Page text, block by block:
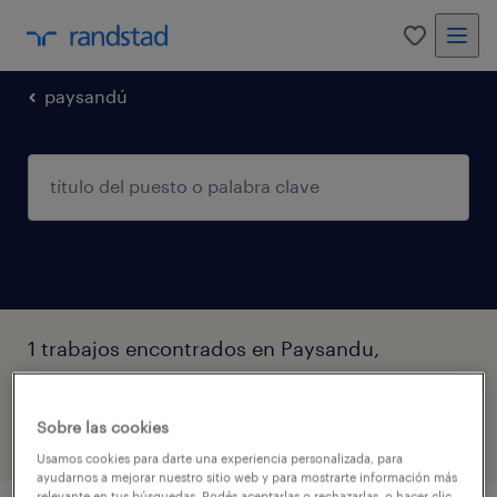
0
paysandú
1 trabajos encontrados en Paysandu,
Paysandú
Sobre las cookies
Usamos cookies para darte una experiencia personalizada, para
ayudarnos a mejorar nuestro sitio web y para mostrarte información más